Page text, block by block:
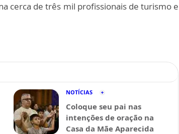
cerca de três mil profissionais de turismo e
NOTÍCIAS
Coloque seu pai nas
intenções de oração na
Casa da Mãe Aparecida